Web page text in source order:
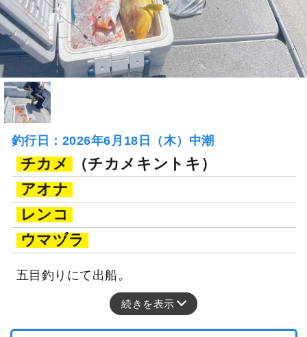
釣行日：2026年6月18日（木）中潮
チカメ
（チカメキントキ）
アオナ
レンコ
ウマヅラ
五目釣りにて出船。
続きを表示